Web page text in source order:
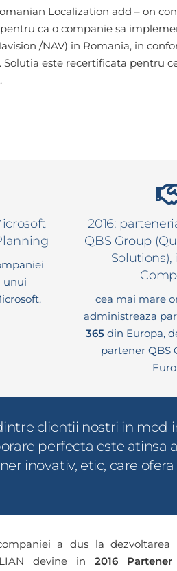
Localization add – on
ca o companie sa
/NAV) in Romania, in
Solutia este recertificata pentru
unui
2016:
QBS Group
cea mai mare
administreaza
365din Europa,
partener QBS
clientii nostri in mod
perfecta este
inovativ, etic, care
a dus la dezvoltarea
devine in 2016